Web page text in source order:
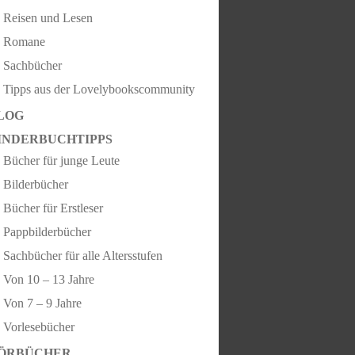
Reisen und Lesen
Romane
Sachbücher
Tipps aus der Lovelybookscommunity
Bücher für junge Leute
Bilderbücher
Bücher für Erstleser
Pappbilderbücher
Sachbücher für alle Altersstufen
Von 10 – 13 Jahre
Von 7 – 9 Jahre
Vorlesebücher